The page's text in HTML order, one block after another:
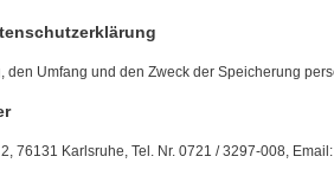
den Umfang und den Zweck der Speicherung
76131 Karlsruhe, Tel. Nr. 0721 / 3297-008,